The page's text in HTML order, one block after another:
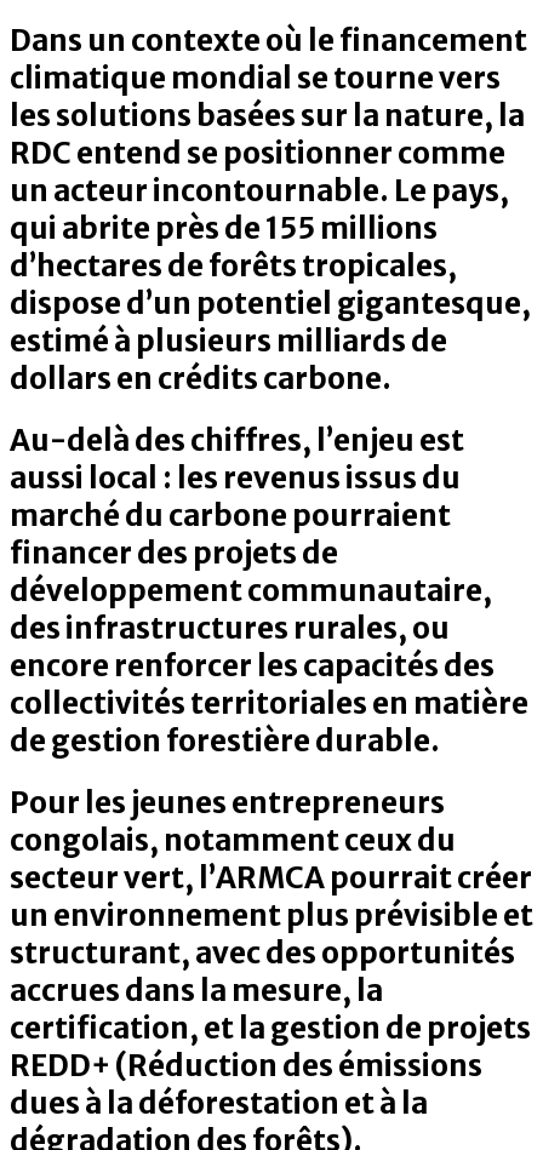
Dans un contexte où le financement
climatique mondial se tourne vers
les solutions basées sur la nature, la
RDC entend se positionner comme
un acteur incontournable. Le pays,
qui abrite près de 155 millions
d’hectares de forêts tropicales,
dispose d’un potentiel gigantesque,
estimé à plusieurs milliards de
dollars en crédits carbone.
Au-delà des chiffres, l’enjeu est
aussi local : les revenus issus du
marché du carbone pourraient
financer des projets de
développement communautaire,
des infrastructures rurales, ou
encore renforcer les capacités des
collectivités territoriales en matière
de gestion forestière durable.
Pour les jeunes entrepreneurs
congolais, notamment ceux du
secteur vert, l’ARMCA pourrait créer
un environnement plus prévisible et
structurant, avec des opportunités
accrues dans la mesure, la
certification, et la gestion de projets
REDD+ (Réduction des émissions
dues à la déforestation et à la
dégradation des forêts).